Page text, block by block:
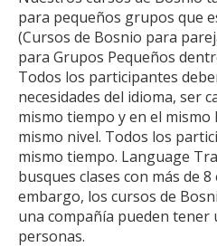
para pequeños grupos que
(Cursos de Bosnio para
para Grupos Pequeños
Todos los participantes
necesidades del idioma, ser
mismo tiempo y en el mismo
mismo nivel. Todos los
mismo tiempo. Language
busques clases con más de
embargo, los cursos de
una compañía pueden tener
personas.